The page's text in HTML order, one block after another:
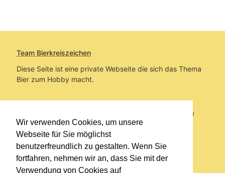
Wir verwenden Cookies, um unsere
Webseite für Sie möglichst
benutzerfreundlich zu gestalten. Wenn Sie
fortfahren, nehmen wir an, dass Sie mit der
Verwendung von Cookies auf
Team Bierkreiszeichen
Diese Seite ist eine private Webseite die sich das Thema
Bier zum Hobby macht.
Sie befinden sich auf https://www.bierkreiszeichen.at/
im Pfad:Bierkreiszeichen/Gesammelte Biere
Erstellt: 2026-08-08